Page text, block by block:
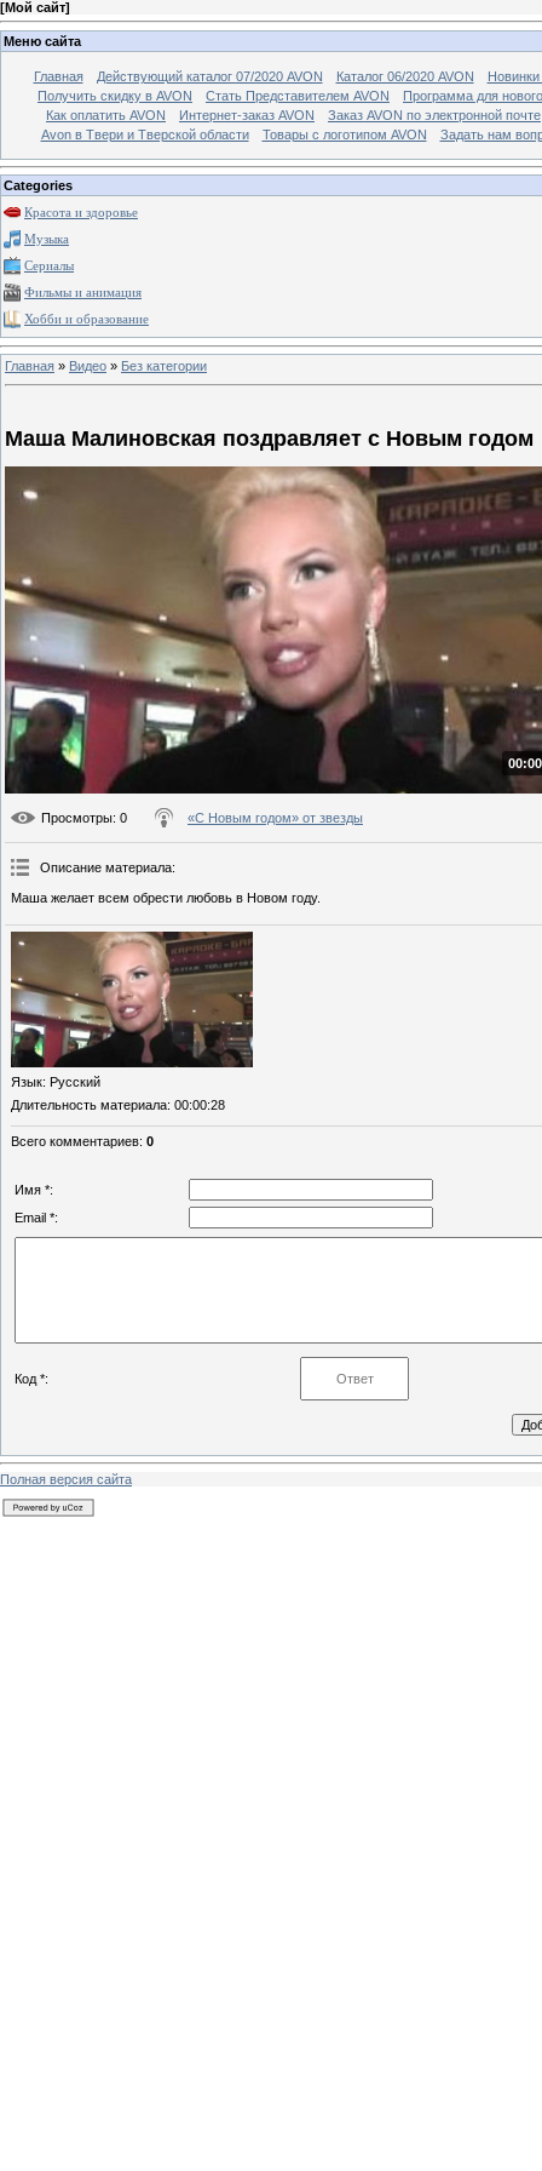
[Мой сайт]
Меню сайта
Главная Действующий каталог 07/2020 AVON Каталог 06/2020 AVON
Новинки
Получить скидку в AVON
Стать Представителем AVON
Программа для
Как оплатить AVON
Интернет-заказ AVON
Заказ AVON по электронной почте
Avon в Твери и Тверской области
Товары с логотипом AVON Задать нам
Categories
Красота и здоровье
Музыка
Сериалы
Фильмы и анимация
Хобби и образование
Главная » Видео » Без категории
Маша Малиновская поздравляет с Новым годом
Просмотры: 0 «С Новым годом» от звезды
Описание материала:
Маша желает всем обрести любовь в Новом году.
Язык: Русский
Длительность материала: 00:00:28
Всего комментариев: 0
Имя *:
Email *:
Код *:
Полная версия сайта